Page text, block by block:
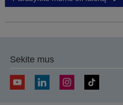
Sekite mus